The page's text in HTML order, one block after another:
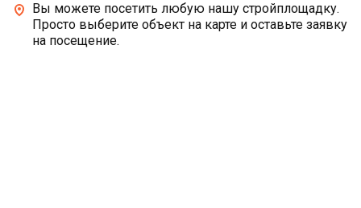
Вы можете посетить любую нашу стройплощадку.
Просто выберите объект на карте и оставьте заявку
на посещение.